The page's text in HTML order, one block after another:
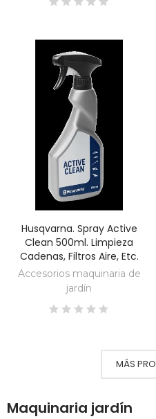
DESCUBRE
Husqvarna. Spray Active
Clean 500ml. Limpieza
Cadenas, Filtros Aire, Etc.
Accesorios maquinaria de
jardín
MÁS
Maquinaria jardín